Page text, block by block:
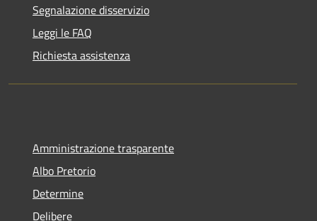
Segnalazione disservizio
Leggi le FAQ
Richiesta assistenza
Amministrazione trasparente
Albo Pretorio
Determine
Delibere